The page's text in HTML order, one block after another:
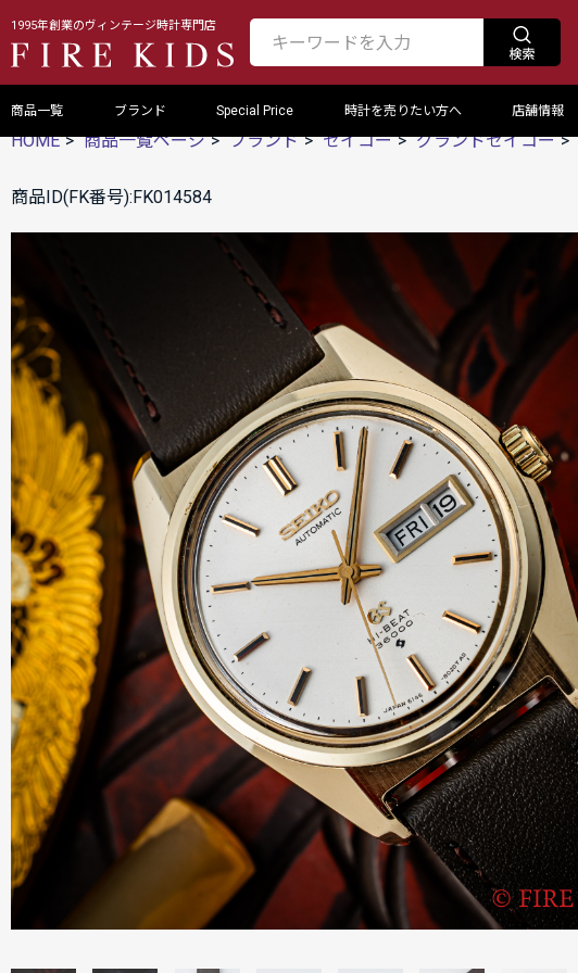
1995年創業のヴィンテージ時計専門店
商品一覧 ブランド Special Price 時計を売りたい方へ 店舗情報
HOME 商品一覧ページ ブランド セイコー グランドセイコー
商品ID(FK番号):FK014584